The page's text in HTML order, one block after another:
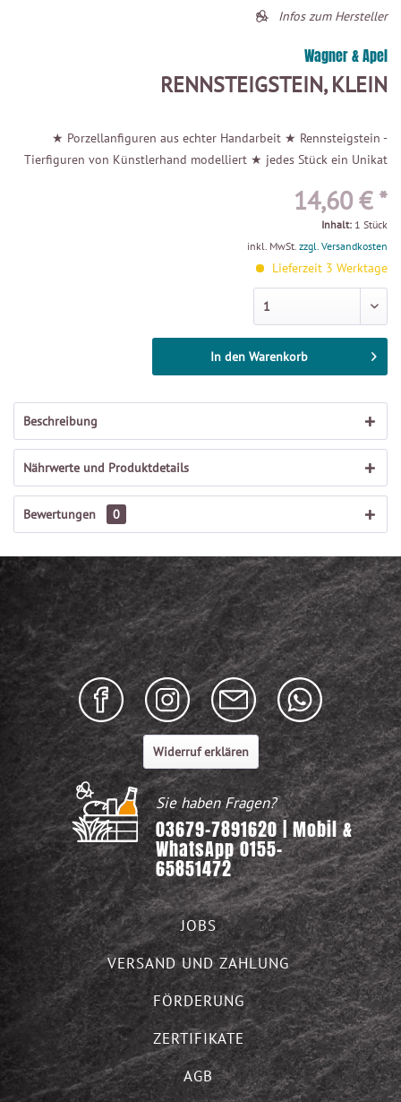
Infos zum Hersteller
Wagner & Apel
RENNSTEIGSTEIN, KLEIN
★ Porzellanfiguren aus echter Handarbeit ★ Rennsteigstein -
Tierfiguren von Künstlerhand modelliert ★ jedes Stück ein Unikat
14,60 € *
Inhalt: 1 Stück
inkl. MwSt. zzgl. Versandkosten
Lieferzeit 3 Werktage
In den Warenkorb
Beschreibung
Nährwerte und Produktdetails
Bewertungen 0
Widerruf erklären
Sie haben Fragen?
03679-7891620 | Mobil &
WhatsApp 0155-
65851472
JOBS
VERSAND UND ZAHLUNG
FÖRDERUNG
ZERTIFIKATE
AGB